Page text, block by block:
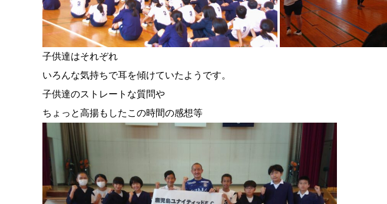
子供達はそれぞれ
いろんな気持ちで耳を傾けていたようです。
子供達のストレートな質問や
ちょっと高揚もしたこの時間の感想等